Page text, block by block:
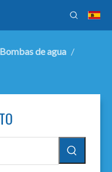
Bombas de agua /